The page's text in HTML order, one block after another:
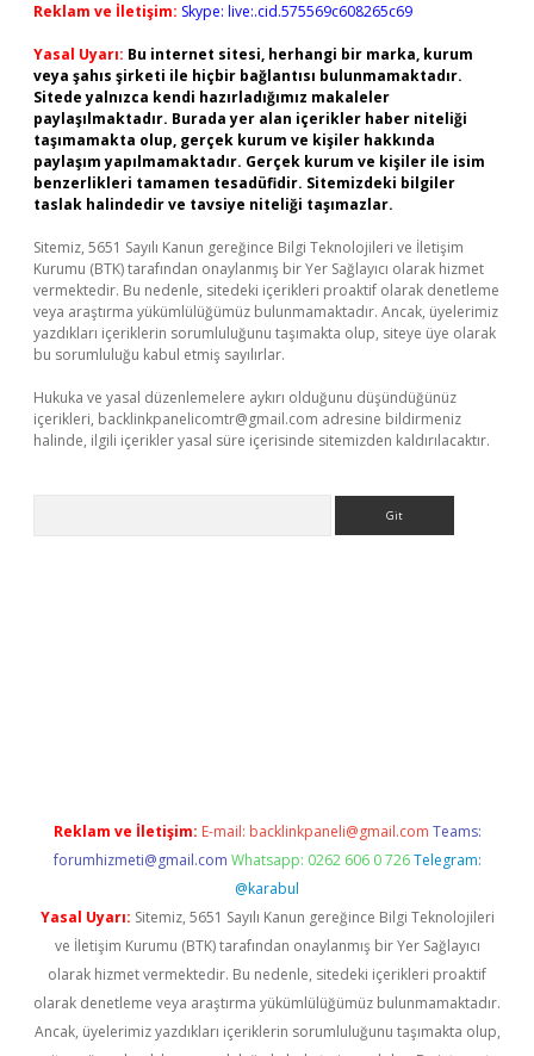
Reklam ve İletişim: Skype: live:.cid.575569c608265c69
Yasal Uyarı: Bu internet sitesi, herhangi bir marka, kurum
veya şahıs şirketi ile hiçbir bağlantısı bulunmamaktadır.
Sitede yalnızca kendi hazırladığımız makaleler
paylaşılmaktadır. Burada yer alan içerikler haber niteliği
taşımamakta olup, gerçek kurum ve kişiler hakkında
paylaşım yapılmamaktadır. Gerçek kurum ve kişiler ile isim
benzerlikleri tamamen tesadüfidir. Sitemizdeki bilgiler
taslak halindedir ve tavsiye niteliği taşımazlar.
Sitemiz, 5651 Sayılı Kanun gereğince Bilgi Teknolojileri ve İletişim
Kurumu (BTK) tarafından onaylanmış bir Yer Sağlayıcı olarak hizmet
vermektedir. Bu nedenle, sitedeki içerikleri proaktif olarak denetleme
veya araştırma yükümlülüğümüz bulunmamaktadır. Ancak, üyelerimiz
yazdıkları içeriklerin sorumluluğunu taşımakta olup, siteye üye olarak
bu sorumluluğu kabul etmiş sayılırlar.
Hukuka ve yasal düzenlemelere aykırı olduğunu düşündüğünüz
içerikleri, backlinkpanelicomtr@gmail.com adresine bildirmeniz
halinde, ilgili içerikler yasal süre içerisinde sitemizden kaldırılacaktır.
Reklam ve İletişim: E-mail: backlinkpaneli@gmail.com Teams:
forumhizmeti@gmail.com Whatsapp: 0262 606 0 726 Telegram:
@karabul
Yasal Uyarı: Sitemiz, 5651 Sayılı Kanun gereğince Bilgi Teknolojileri
ve İletişim Kurumu (BTK) tarafından onaylanmış bir Yer Sağlayıcı
olarak hizmet vermektedir. Bu nedenle, sitedeki içerikleri proaktif
olarak denetleme veya araştırma yükümlülüğümüz bulunmamaktadır.
Ancak, üyelerimiz yazdıkları içeriklerin sorumluluğunu taşımakta olup,